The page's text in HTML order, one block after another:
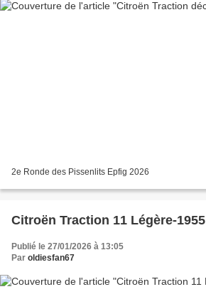
2e Ronde des Pissenlits Epfig 2026
Citroën Traction 11 Légère-1955
Publié le 27/01/2026 à 13:05
Par oldiesfan67